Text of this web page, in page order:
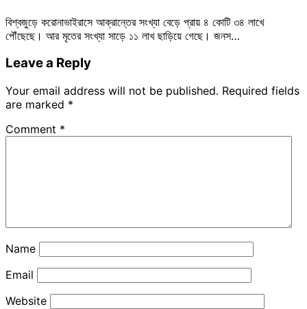
বিশ্বজুড়ে করোনাভাইরাসে আক্রান্তের সংখ্যা বেড়ে প্রায় ৪ কোটি ৩৪ লাখে
পৌঁছেছে। আর মৃতের সংখ্যা সাড়ে ১১ লাখ ছাড়িয়ে গেছে। জনস…
Leave a Reply
Your email address will not be published. Required fields
are marked *
Comment *
Name
Email
Website